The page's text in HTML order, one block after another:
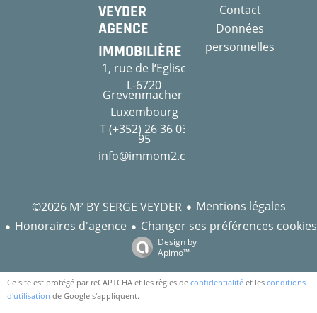
VEYDER
AGENCE
IMMOBILIÈRE
1, rue de l‘Eglise
L-6720
Grevenmacher
Luxembourg
T (+352) 26 36 03
95
info@immom2.com
Contact
Données
personnelles
©2026 M² BY SERGE VEYDER
Mentions légales
Honoraires d'agence
Changer ses préférences cookies
Design by
Apimo™
Ce site est protégé par reCAPTCHA et les règles de confidentialité et les conditions
d'utilisation de Google s'appliquent.